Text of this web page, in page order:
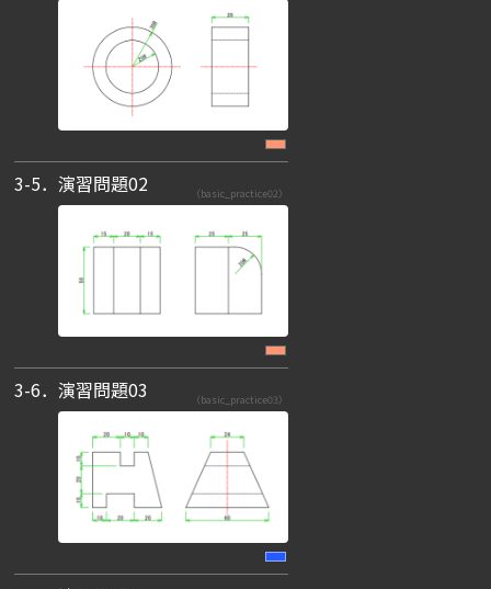
3-5．演習問題02 （basic_practice02）
3-6．演習問題03 （basic_practice03）